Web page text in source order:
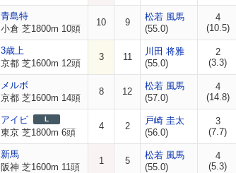
青島特
小倉 芝1800m 10頭
10 9
松若 風馬
(55.0)
4
(10.5)
3歳上
京都 芝1600m 12頭
3 11
川田 将雅
(55.0)
2
(3.3)
メルボ
京都 芝1600m 14頭
8 12
松若 風馬
(57.0)
4
(14.8)
アイビ L
東京 芝1800m 6頭
4 2
戸崎 圭太
(56.0)
3
(7.7)
新馬
阪神 芝1600m 11頭
1 5
松若 風馬
(55.0)
4
(5.3)